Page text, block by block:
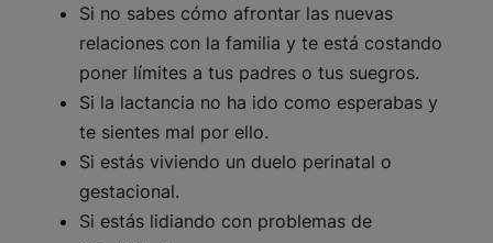
Si no sabes cómo afrontar las nuevas
relaciones con la familia y te está costando
poner límites a tus padres o tus suegros.
Si la lactancia no ha ido como esperabas y
te sientes mal por ello.
Si estás viviendo un duelo perinatal o
gestacional.
Si estás lidiando con problemas de